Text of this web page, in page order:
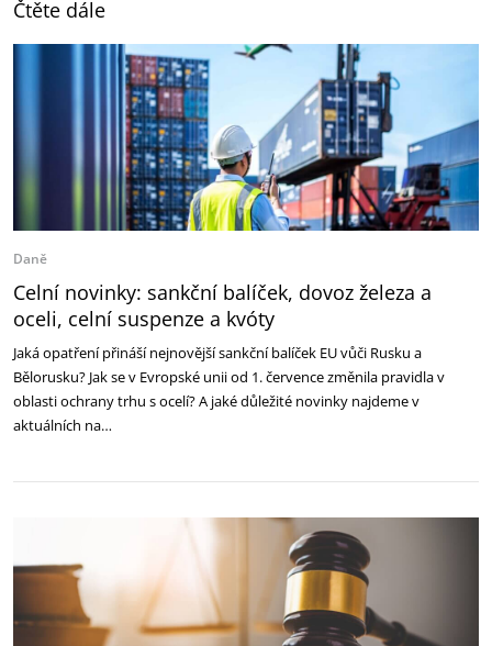
Čtěte dále
Daně
Celní novinky: sankční balíček, dovoz železa a
oceli, celní suspenze a kvóty
Jaká opatření přináší nejnovější sankční balíček EU vůči Rusku a
Bělorusku? Jak se v Evropské unii od 1. července změnila pravidla v
oblasti ochrany trhu s ocelí? A jaké důležité novinky najdeme v
aktuálních na…